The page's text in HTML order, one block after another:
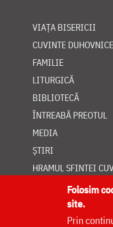
VIAȚA BISERICII
CUVINTE
FAMILIE
LITURGICĂ
BIBLIOTECĂ
ÎNTREABĂ PREOTUL
MEDIA
ȘTIRI
HRAMUL SFINTEI
Folosim
site.
Prin